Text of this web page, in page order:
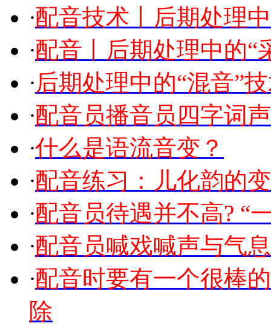
·配音技术丨后期处理
·配音丨后期处理中的“
·后期处理中的“混音”
·配音员播音员四字词
·什么是语流音变？
·配音练习：儿化韵的
·配音员待遇并不高? “
·配音员喊戏喊声与气
·配音时要有一个很棒
除